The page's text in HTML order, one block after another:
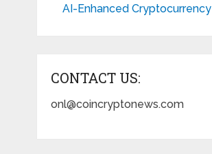
AI-Enhanced Cryptocurrency
CONTACT US:
onl@coincryptonews.com